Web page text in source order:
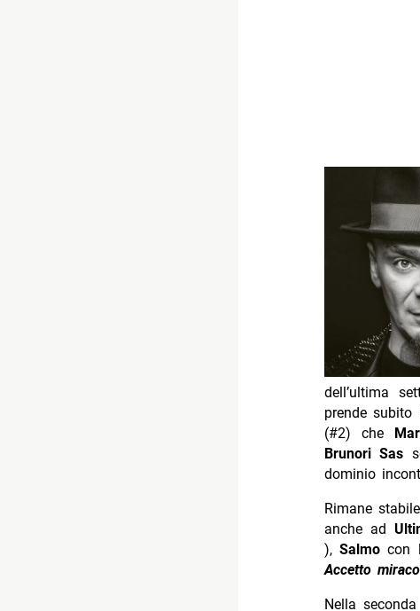
dell’ultima
prende
(#2) che
Brunori Sas
dominio
Rimane stabile
anche ad
),Salmocon
Accetto
Nella